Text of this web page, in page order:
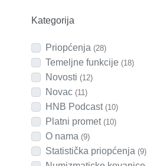
Kategorija
Priopćenja (28)
Temeljne funkcije (18)
Novosti (12)
Novac (11)
HNB Podcast (10)
Platni promet (10)
O nama (9)
Statistička priopćenja (9)